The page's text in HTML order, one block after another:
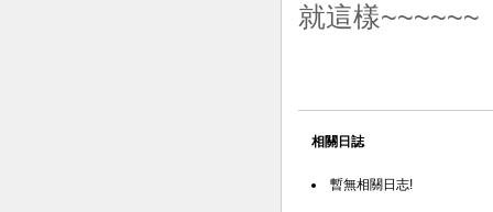
就這樣~~~~~~
相關日誌
暫無相關日志!